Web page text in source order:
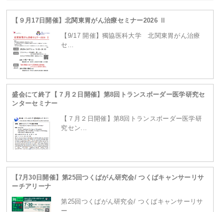
/home/ganpro/kanto-
ganpro.net/public_html/wordpress/wp-
content/themes/site/header.phpon line229
【９月17日開催】北関東胃がん治療セミナー2026 Ⅱ
【9/17 開催】獨協医科大学 北関東胃がん治療
セ...
盛会にて終了【７月２日開催】第8回トランスボーダー医学研究セ
ンターセミナー
【７月２日開催】第8回トランスボーダー医学研
究セン...
【7月30日開催】第25回つくばがん研究会/ つくばキャンサーリサ
ーチアリーナ
第25回つくばがん研究会/ つくばキャンサーリサ